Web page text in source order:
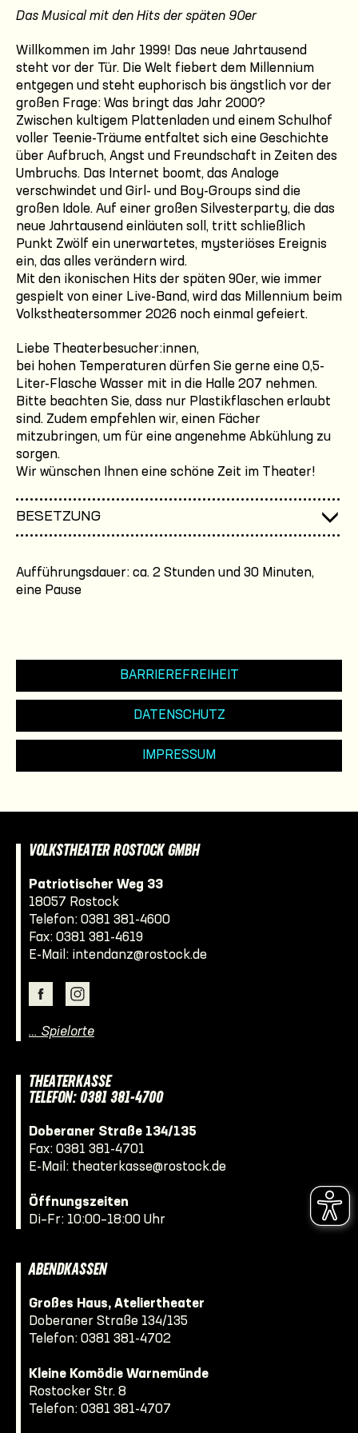
Das Musical mit den Hits der späten 90er
Willkommen im Jahr 1999! Das neue Jahrtausend
steht vor der Tür. Die Welt fiebert dem Millennium
entgegen und steht euphorisch bis ängstlich vor der
großen Frage: Was bringt das Jahr 2000?
Zwischen kultigem Plattenladen und einem Schulhof
voller Teenie-Träume entfaltet sich eine Geschichte
über Aufbruch, Angst und Freundschaft in Zeiten des
Umbruchs. Das Internet boomt, das Analoge
verschwindet und Girl- und Boy-Groups sind die
großen Idole. Auf einer großen Silvesterparty, die das
neue Jahrtausend einläuten soll, tritt schließlich
Punkt Zwölf ein unerwartetes, mysteriöses Ereignis
ein, das alles verändern wird.
Mit den ikonischen Hits der späten 90er, wie immer
gespielt von einer Live-Band, wird das Millennium beim
Volkstheatersommer 2026 noch einmal gefeiert.
Liebe Theaterbesucher:innen,
bei hohen Temperaturen dürfen Sie gerne eine 0,5-
Liter-Flasche Wasser mit in die Halle 207 nehmen.
Bitte beachten Sie, dass nur Plastikflaschen erlaubt
sind. Zudem empfehlen wir, einen Fächer
mitzubringen, um für eine angenehme Abkühlung zu
sorgen.
Wir wünschen Ihnen eine schöne Zeit im Theater!
BESETZUNG
Aufführungsdauer: ca. 2 Stunden und 30 Minuten,
eine Pause
BARRIEREFREIHEIT
DATENSCHUTZ
IMPRESSUM
VOLKSTHEATER ROSTOCK GMBH
Patriotischer Weg 33
18057 Rostock
Telefon: 0381 381-4600
Fax: 0381 381-4619
E-Mail: intendanz@rostock.de
… Spielorte
THEATERKASSE
TELEFON: 0381 381-4700
Doberaner Straße 134/135
Fax: 0381 381-4701
E-Mail: theaterkasse@rostock.de
Öffnungszeiten
Di–Fr: 10:00–18:00 Uhr
ABENDKASSEN
Großes Haus, Ateliertheater
Doberaner Straße 134/135
Telefon: 0381 381-4702
Kleine Komödie Warnemünde
Rostocker Str. 8
Telefon: 0381 381-4707